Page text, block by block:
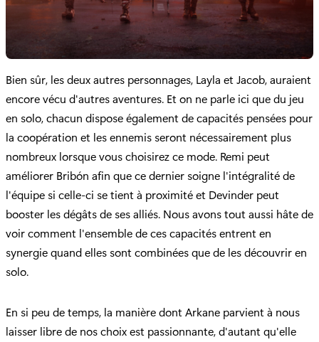
Bien sûr, les deux autres personnages, Layla et Jacob, auraient
encore vécu d'autres aventures. Et on ne parle ici que du jeu
en solo, chacun dispose également de capacités pensées pour
la coopération et les ennemis seront nécessairement plus
nombreux lorsque vous choisirez ce mode. Remi peut
améliorer Bribón afin que ce dernier soigne l'intégralité de
l'équipe si celle-ci se tient à proximité et Devinder peut
booster les dégâts de ses alliés. Nous avons tout aussi hâte de
voir comment l'ensemble de ces capacités entrent en
synergie quand elles sont combinées que de les découvrir en
solo.
En si peu de temps, la manière dont Arkane parvient à nous
laisser libre de nos choix est passionnante, d'autant qu'elle